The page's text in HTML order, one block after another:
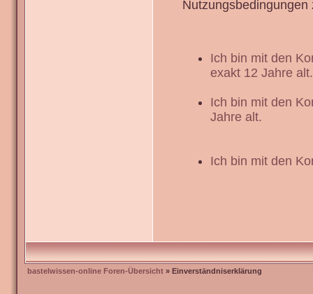
Nutzungsbedingungen
Ich bin mit den
exakt 12 Jahre alt.
Ich bin mit den
Jahre alt.
Ich bin mit den
bastelwissen-online Foren-Übersicht » Einverständniserklärung